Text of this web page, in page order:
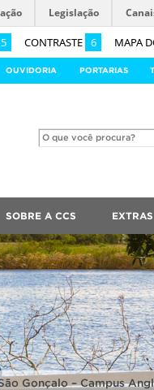
5 CONTRASTE 6 MAPA
Legislação
OUVIDORIA PORTARIAS
SOBRE A CCS EXTRAS
Gonçalo – Campus